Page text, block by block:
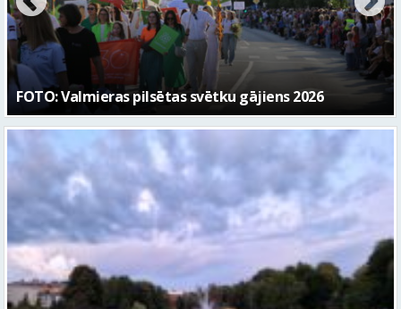
Valmieras svētku nedēļā Kazu krācēs atklāj skulptūru
“Kaza”